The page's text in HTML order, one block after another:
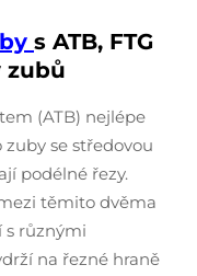
s ATB, FTG
zubů
(ATB) nejlépe
se středovou
podélné řezy.
těmito dvěma
s různými
na řezné hraně